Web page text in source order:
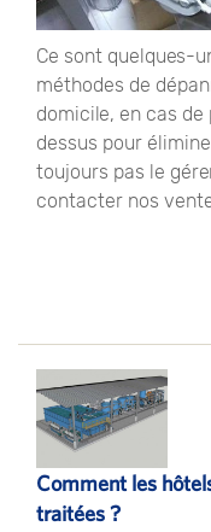
Ce sont quelques-
méthodes de
domicile, en cas
dessus pour
toujours pas le
contacter nos
Comment les
traitées ?